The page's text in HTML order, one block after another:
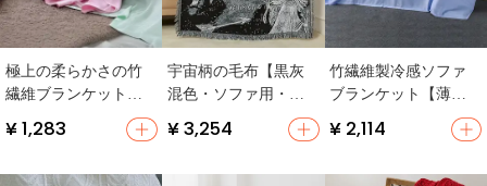
極上の柔らかさの竹
繊維ブランケット
【夏用・クール感・
薄手】
¥ 1,283
宇宙柄の毛布【黒灰
混色・ソファ用・装
飾マット・インテリ
ア】
¥ 3,254
竹繊維製冷感ソファ
ブランケット【薄
手・エアコン用・単
品】
¥ 2,114